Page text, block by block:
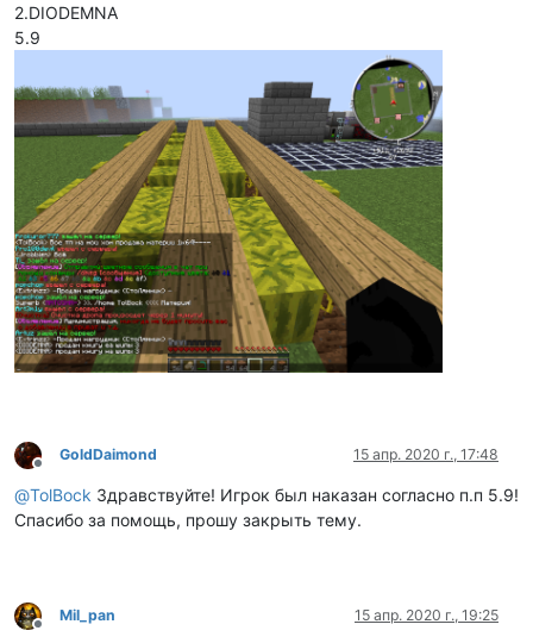
2.DIODEMNA
5.9
Не в сети
GoldDaimond 15 апр. 2020 г., 17:48
@TolBock Здравствуйте! Игрок был наказан согласно п.п 5.9!
Спасибо за помощь, прошу закрыть тему.
Не в сети
Mil_pan 15 апр. 2020 г., 19:25